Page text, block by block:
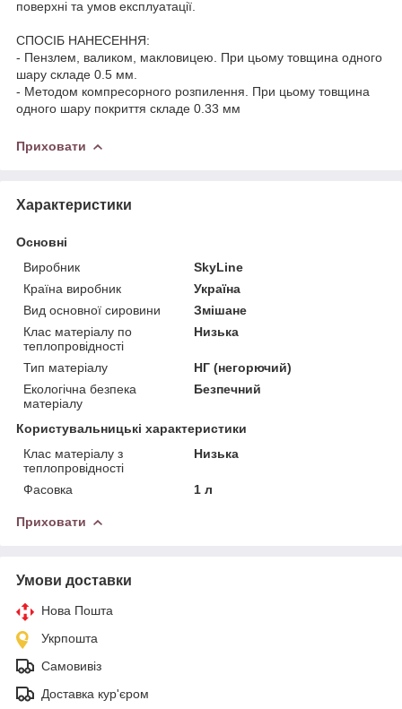
поверхні та умов експлуатації.
СПОСІБ НАНЕСЕННЯ:
- Пензлем, валиком, макловицею. При цьому товщина одного
шару складе 0.5 мм.
- Методом компресорного розпилення. При цьому товщина
одного шару покриття складе 0.33 мм
Приховати
Характеристики
Основні
Виробник
SkyLine
Країна виробник
Україна
Вид основної сировини
Змішане
Клас матеріалу по
теплопровідності
Низька
Тип матеріалу
НГ (негорючий)
Екологічна безпека
матеріалу
Безпечний
Користувальницькі характеристики
Клас матеріалу з
теплопровідності
Низька
Фасовка 1 л
Приховати
Умови доставки
Нова Пошта
Укрпошта
Самовивіз
Доставка кур'єром